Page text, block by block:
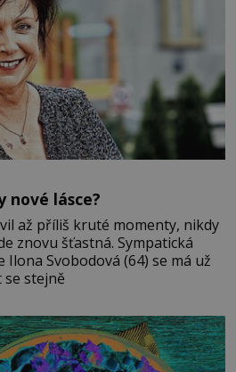
nové lásce?
až příliš kruté momenty, nikdy
šťastná. Sympatická
Ilona Svobodová (64) se má už
stejně